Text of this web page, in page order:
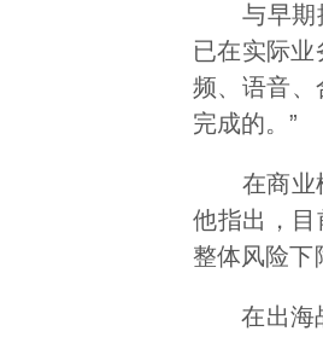
与早期提
已在实际
频、语音
完成的。”
在商业模
他指出，
整体风险下
在出海战